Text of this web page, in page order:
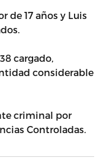
de 17 años y Luis
cargado,
considerable
criminal por
Controladas.